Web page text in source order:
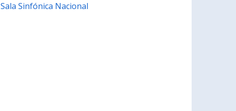
Sala Sinfónica Nacional